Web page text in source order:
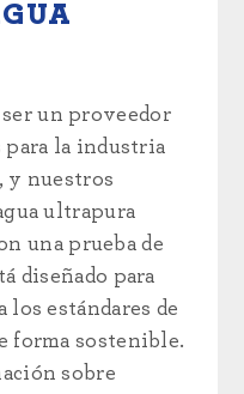
ser un proveedor
la industria
y nuestros
ultrapura
una prueba de
diseñado para
los estándares de
forma sostenible.
sobre